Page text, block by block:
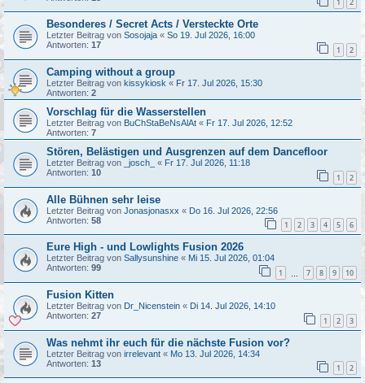
1 2
Besonderes / Secret Acts / Versteckte Orte
Letzter Beitrag von Sosojaja « So 19. Jul 2026, 16:00
Antworten: 17 1 2
Camping without a group
Letzter Beitrag von kissykiosk « Fr 17. Jul 2026, 15:30
Antworten: 2
Vorschlag für die Wasserstellen
Letzter Beitrag von BuChStaBeNsAlAt « Fr 17. Jul 2026, 12:52
Antworten: 7
Stören, Belästigen und Ausgrenzen auf dem Dancefloor
Letzter Beitrag von _josch_ « Fr 17. Jul 2026, 11:18
Antworten: 10 1 2
Alle Bühnen sehr leise
Letzter Beitrag von Jonasjonasxx « Do 16. Jul 2026, 22:56
Antworten: 58 1 2 3 4 5 6
Eure High - und Lowlights Fusion 2026
Letzter Beitrag von Sallysunshine « Mi 15. Jul 2026, 01:04
Antworten: 99 1 7 8 9 10
Fusion Kitten
Letzter Beitrag von Dr_Nicenstein « Di 14. Jul 2026, 14:10
Antworten: 27 1 2 3
Was nehmt ihr euch für die nächste Fusion vor?
Letzter Beitrag von irrelevant « Mo 13. Jul 2026, 14:34
Antworten: 13 1 2